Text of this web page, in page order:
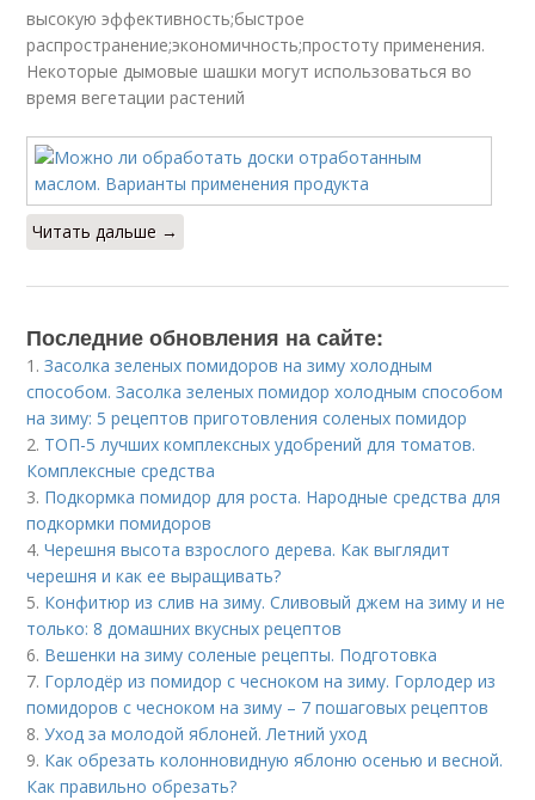
высокую эффективность;быстрое
распространение;экономичность;простоту применения.
Некоторые дымовые шашки могут использоваться во
время вегетации растений
Читать дальше →
Последние обновления на сайте:
1.Засолка зеленых помидоров на зиму холодным
способом. Засолка зеленых помидор холодным способом
на зиму: 5 рецептов приготовления соленых помидор
2. ТОП-5 лучших комплексных удобрений для томатов.
Комплексные средства
3. Подкормка помидор для роста. Народные средства для
подкормки помидоров
4.Черешня высота взрослого дерева. Как выглядит
черешня и как ее выращивать?
5. Конфитюр из слив на зиму. Сливовый джем на зиму и не
только: 8 домашних вкусных рецептов
6. Вешенки на зиму соленые рецепты. Подготовка
7. Горлодёр из помидор с чесноком на зиму. Горлодер из
помидоров с чесноком на зиму – 7 пошаговых рецептов
8.Уход за молодой яблоней. Летний уход
9. Как обрезать колонновидную яблоню осенью и весной.
Как правильно обрезать?